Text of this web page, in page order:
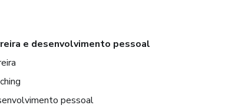
e desenvolvimento pessoal
pessoal